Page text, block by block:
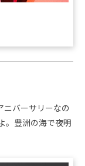
ニバーサリーなの
。豊洲の海で夜明